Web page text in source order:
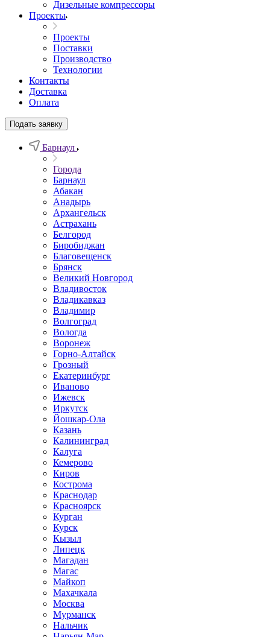
Дизельные компрессоры
Проекты
Проекты
Поставки
Производство
Технологии
Контакты
Доставка
Оплата
Подать заявку
Барнаул
Города
Барнаул
Абакан
Анадырь
Архангельск
Астрахань
Белгород
Биробиджан
Благовещенск
Брянск
Великий Новгород
Владивосток
Владикавказ
Владимир
Волгоград
Вологда
Воронеж
Горно-Алтайск
Грозный
Екатеринбург
Иваново
Ижевск
Иркутск
Йошкар-Ола
Казань
Калининград
Калуга
Кемерово
Киров
Кострома
Краснодар
Красноярск
Курган
Курск
Кызыл
Липецк
Магадан
Магас
Майкоп
Махачкала
Москва
Мурманск
Нальчик